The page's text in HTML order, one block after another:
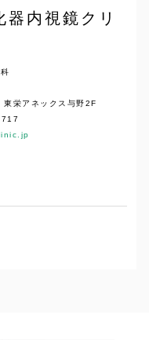
器内視鏡クリ
栄アネックス与野2F